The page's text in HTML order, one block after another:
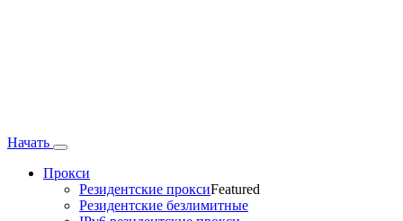
Начать
Прокси
Резидентские проксиFeatured
Резидентские безлимитные